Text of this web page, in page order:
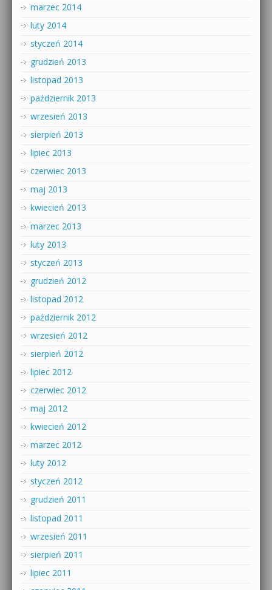
marzec 2014
luty 2014
styczeń 2014
grudzień 2013
listopad 2013
październik 2013
wrzesień 2013
sierpień 2013
lipiec 2013
czerwiec 2013
maj 2013
kwiecień 2013
marzec 2013
luty 2013
styczeń 2013
grudzień 2012
listopad 2012
październik 2012
wrzesień 2012
sierpień 2012
lipiec 2012
czerwiec 2012
maj 2012
kwiecień 2012
marzec 2012
luty 2012
styczeń 2012
grudzień 2011
listopad 2011
wrzesień 2011
sierpień 2011
lipiec 2011